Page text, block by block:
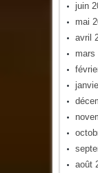
juin
mai
avril
mars
août